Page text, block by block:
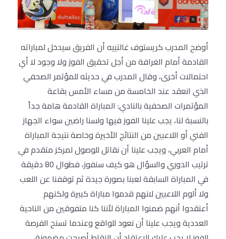
أوضح المدرب كريستوف غالتييه أن الفريق سيدخل لمباراته
القادمة أمام الغرافة من أجل تحقيق الفوز ولا وجود لا أي
احتمالات أخرى، وقال المدرب في حديثه للمؤتمر الصحفي
الذي انعقد عند الخامسة من مساء الأمس بقاعة
المؤتمرات الصحفية بالنادي: المباراة القادمة هامة جداً
بالنسبة لنا، يجب علينا الفوز فيها ولسنا راضين سواء الجهاز
الفني أو اللاعبين من النتائج الأخيرة وخاصة نتيجة المباراة
أمام العربي، ويجب علينا أن نقاتل للوصول لمركز متقدم في
ترتيب الدوري والسؤال هو كيف سنفوز، فطوال 80 دقيقة
في المباراة السابقة لعبنا بصورة جيدة ثم توقفنا عن اللعب
ولا ألوم اللاعبين لانهم قدموا مباراة كبيرة ولكنهم
أعتقدوا أنهم ضمنوا المباراة لأننا كنا متفوقين من الناحية
العددية ويجب علينا أن نعود للواقع وعندما تسنح الفرصة